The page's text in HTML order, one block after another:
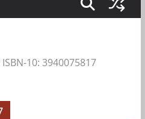
ISBN-10: 3940075817